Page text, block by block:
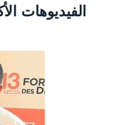
الفيديوهات